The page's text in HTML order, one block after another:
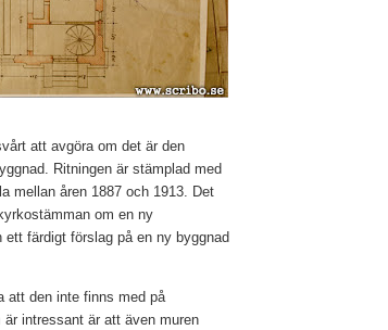
att avgöra om det är den
Ritningen är stämplad med
mellan åren 1887 och 1913. Det
om en ny
färdigt förslag på en ny byggnad
att den inte finns med på
intressant är att även muren